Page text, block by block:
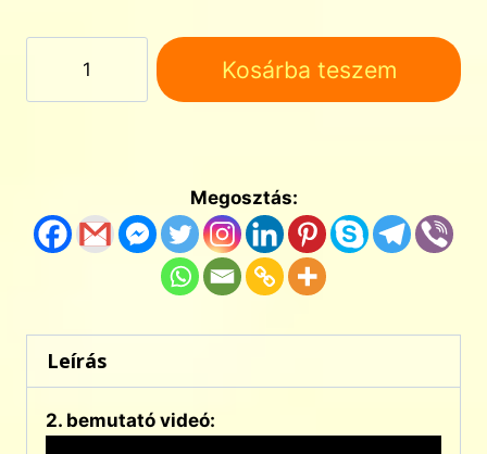
+
5.0
mennyiség
Kosárba teszem
Megosztás:
Leírás
2. bemutató videó: